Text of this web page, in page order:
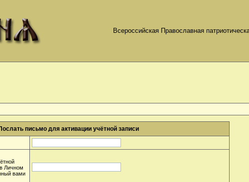
Всероссийская Православная
письмо для активации учётной записи
Личном
вами